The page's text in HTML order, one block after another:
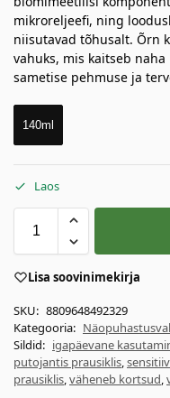
mikroreljeefi, ning
niisutavad tõhusalt. Õrn
vahuks, mis kaitseb
sametise pehmuse ja
140ml
Laos
Lisa soovinimekirja
SKU: 8809648492329
Kategooria:
Sildid: igapäevane
putojantis prausiklis,
prausiklis,väheneb kortsud,